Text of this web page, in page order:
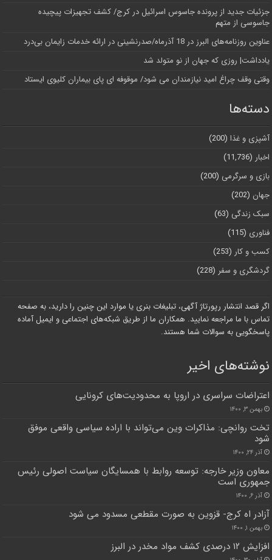
جزئیات جدید از پرونده جاسوس اسرائیل در کرج/‌ کشف تجهیزات پیچیده
جاسوسی از متهم
عناوین روزنامه‌های البرز در ‌18 آذرماه/صدرنشینی در ارائه خدمات زایمان بی‌درد
یادداشت| روزی که جهان از نو متولد شد
وقتی وقف چراغ امید نیازمندان می شود/ موقوفه ای پای بیماران کلیوی ایستاد
دسته‌ها
آشپزی و غذا (200)
اخبار (11,736)
بازی و سرگرمی (200)
جهان (202)
سبک زندگی (63)
فناوری (115)
کسب و کار (253)
گردشگری و سفر (228)
اگر قصد انتشار رپورتاژ آگهی، تبلیغات بنری یا موارد این چنین را دارید، به صفحه
تماس با ما مراجعه نمایید. همکاران ما از طریق شبکه‌های اجتماعی و ایمیل آماده
پاسخگویی به سوالات شما هستند.
نوشته‌های اخیر
اعتراضات سراسری در اروپا به محدودیت‌های کرونایی
بهمن ۳, ۱۴۰۰
تخت روانچی: مذاکرات وین می‌تواند با اراده سیاسی واقعی موفق
شود
آذر ۲۴, ۱۴۰۰
معاون وزیر خارجه: توسعه روابط با همسایگان سیاست اصولی رئیس
جمهوری است
آذر ۶, ۱۴۰۰
آزادر اه کرج- قزوین به صورت مقطعی مسدود می شود
بهمن ۱, ۱۴۰۰
افزایش ۱۲ درصدی کشف مواد مخدر در البرز